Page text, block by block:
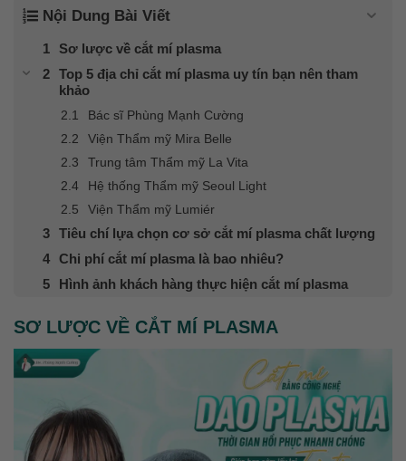
Nội Dung Bài Viết
Sơ lược về cắt mí plasma
Top 5 địa chỉ cắt mí plasma uy tín bạn nên tham
khảo
Bác sĩ Phùng Mạnh Cường
Viện Thẩm mỹ Mira Belle
Trung tâm Thẩm mỹ La Vita
Hệ thống Thẩm mỹ Seoul Light
Viện Thẩm mỹ Lumiér
Tiêu chí lựa chọn cơ sở cắt mí plasma chất lượng
Chi phí cắt mí plasma là bao nhiêu?
Hình ảnh khách hàng thực hiện cắt mí plasma
SƠ LƯỢC VỀ CẮT MÍ PLASMA